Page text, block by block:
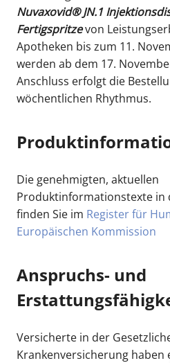
Nuvaxovid® JN.1
Fertigspritzevon
Apotheken bis zum 11.
werden ab dem 17.
Anschluss erfolgt die
wöchentlichen Rhythmus.
Die genehmigten, aktuellen
Produktinformationstexte in
finden Sie im Register für
Europäischen Kommission
Anspruchs- und
Versicherte in der
Krankenversicherung haben